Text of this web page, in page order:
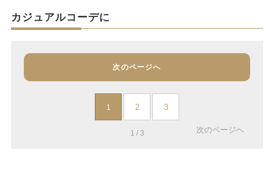
カジュアルコーデに
次のページへ
1 2 3
1 / 3 次のページへ